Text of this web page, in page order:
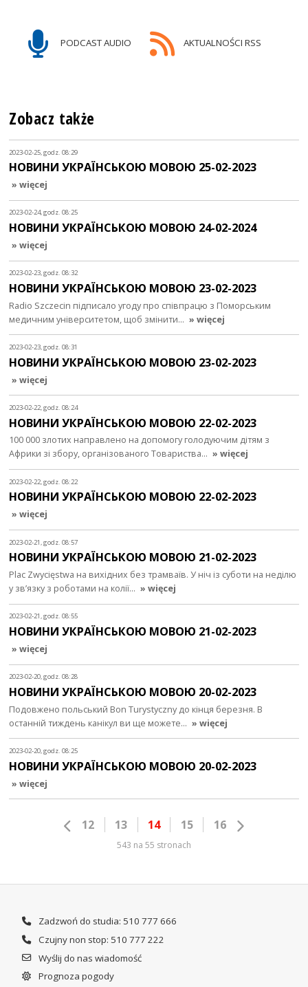
PODCAST AUDIO AKTUALNOŚCI RSS
Zobacz także
2023-02-25, godz. 08:29
НОВИНИ УКРАЇНСЬКОЮ МОВОЮ 25-02-2023
» więcej
2023-02-24, godz. 08:25
НОВИНИ УКРАЇНСЬКОЮ МОВОЮ 24-02-2024
» więcej
2023-02-23, godz. 08:32
НОВИНИ УКРАЇНСЬКОЮ МОВОЮ 23-02-2023
Radio Szczecin підписало угоду про співпрацю з Поморським
медичним університетом, щоб змінити… » więcej
2023-02-23, godz. 08:31
НОВИНИ УКРАЇНСЬКОЮ МОВОЮ 23-02-2023
» więcej
2023-02-22, godz. 08:24
НОВИНИ УКРАЇНСЬКОЮ МОВОЮ 22-02-2023
100 000 злотих направлено на допомогу голодуючим дітям з
Африки зі збору, організованого Товариства… » więcej
2023-02-22, godz. 08:22
НОВИНИ УКРАЇНСЬКОЮ МОВОЮ 22-02-2023
» więcej
2023-02-21, godz. 08:57
НОВИНИ УКРАЇНСЬКОЮ МОВОЮ 21-02-2023
Plac Zwycięstwa на вихідних без трамваїв. У ніч із суботи на неділю
у зв’язку з роботами на колії… » więcej
2023-02-21, godz. 08:55
НОВИНИ УКРАЇНСЬКОЮ МОВОЮ 21-02-2023
» więcej
2023-02-20, godz. 08:28
НОВИНИ УКРАЇНСЬКОЮ МОВОЮ 20-02-2023
Подовжено польський Bon Turystyczny до кінця березня. В
останній тиждень канікул ви ще можете… » więcej
2023-02-20, godz. 08:25
НОВИНИ УКРАЇНСЬКОЮ МОВОЮ 20-02-2023
» więcej
12 13 14 15 16
543 na 55 stronach
Zadzwoń do studia: 510 777 666
Czujny non stop: 510 777 222
Wyślij do nas wiadomość
Prognoza pogody